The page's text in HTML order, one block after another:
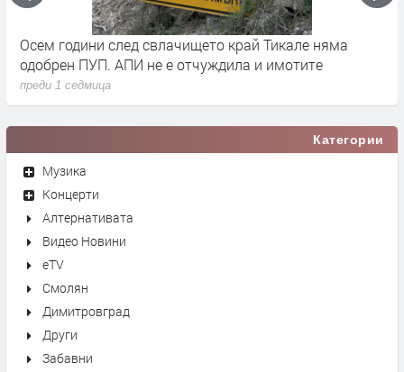
Осем години след свлачището край Тикале няма
одобрен ПУП. АПИ не е отчуждила и имотите
преди 1 седмица
Категории
Музика
Концерти
Алтернативата
Видео Новини
eTV
Смолян
Димитровград
Други
Забавни